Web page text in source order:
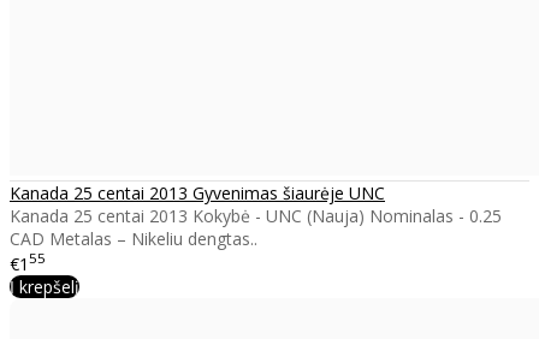
Kanada 25 centai 2013 Gyvenimas šiaurėje UNC
Kanada 25 centai 2013 Kokybė - UNC (Nauja) Nominalas - 0.25
CAD Metalas – Nikeliu dengtas..
€1 55
Į krepšelį